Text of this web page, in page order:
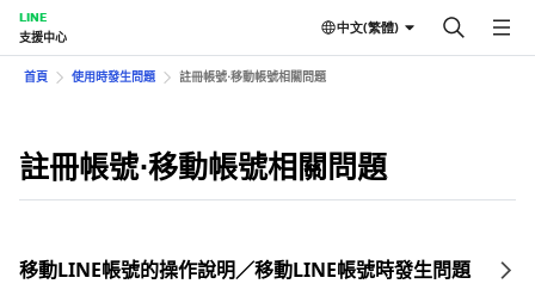
LINE
支援中心
中文(繁體)
首頁 使用時發生問題 註冊帳號⋅移動帳號相關問題
註冊帳號⋅移動帳號相關問題
移動LINE帳號的操作說明／移動LINE帳號時發生問題